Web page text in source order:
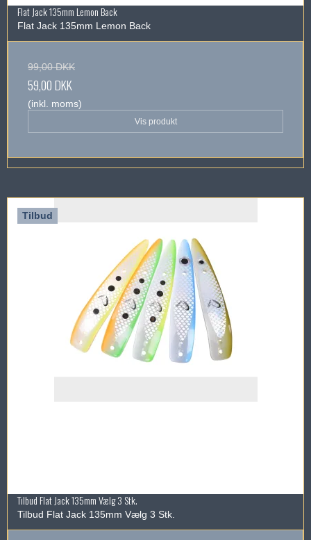
Flat Jack 135mm Lemon Back
Flat Jack 135mm Lemon Back
99,00 DKK
59,00 DKK
(inkl. moms)
Vis produkt
Tilbud
Tilbud Flat Jack 135mm Vælg 3 Stk.
Tilbud Flat Jack 135mm Vælg 3 Stk.